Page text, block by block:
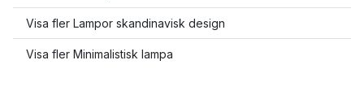
Visa fler Lampor skandinavisk design
Visa fler Minimalistisk lampa